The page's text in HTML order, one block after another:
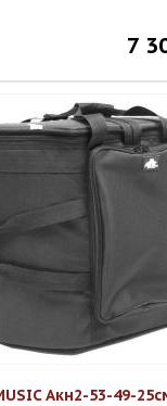
7
Акн2-53-49-